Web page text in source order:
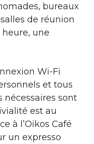
bureaux
de réunion
une
Wi-Fi
et tous
nécessaires sont
est au
à l’Oikos Café
un expresso